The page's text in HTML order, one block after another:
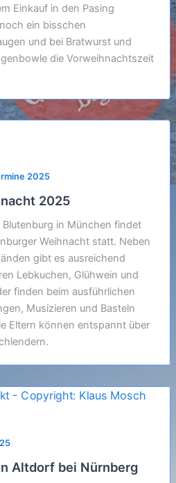
Einkauf in den Pasing
ein bisschen
und bei Bratwurst und
die Vorweihnachtszeit
2025
2025
in München findet
Weihnacht statt. Neben
gibt es ausreichend
Lebkuchen, Glühwein und
finden beim ausführlichen
Musizieren und Basteln
Eltern können entspannt über
Altdorf bei Nürnberg